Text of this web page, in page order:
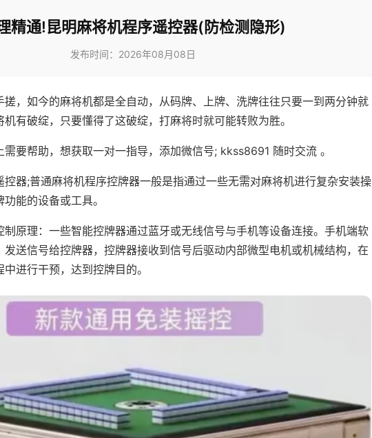
精通!昆明麻将机程序遥控器(防检测隐形)
发布时间：2026年08月08日
搓，如今的麻将机都是全自动，从码牌、上牌、洗牌往往只要一到两分钟就
有破绽，只要懂得了这破绽，打麻将时就可能转败为胜。
要帮助，想获取一对一指导，添加微信号; kkss8691 随时交流 。
控器;普通麻将机程序控牌器一般是指通过一些无需对麻将机进行复杂安装操
能的设备或工具。
制原理：一些智能控牌器通过蓝牙或无线信号与手机等设备连接。手机端软
送信号给控牌器，控牌器接收到信号后驱动内部微型电机或机械结构，在
进行干预，达到控牌目的。